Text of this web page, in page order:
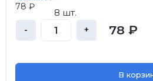
78 ₽
8 шт.
- + 78 ₽
В